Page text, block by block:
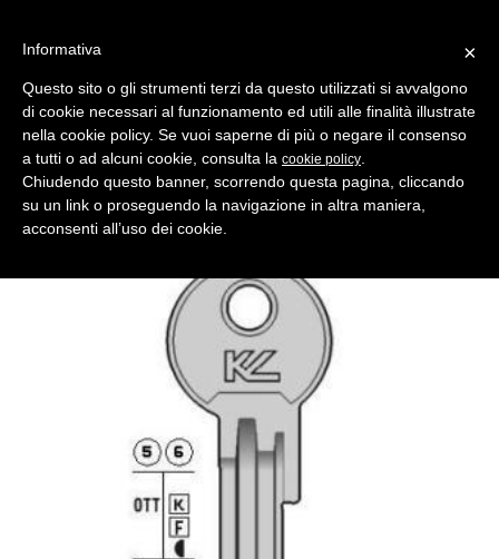
Indietro
chiave profilo fb2-320 ottone lucido
Produttore Key Line
×
Informativa
Questo sito o gli strumenti terzi da questo utilizzati si avvalgono
di cookie necessari al funzionamento ed utili alle finalità illustrate
nella cookie policy. Se vuoi saperne di più o negare il consenso
a tutti o ad alcuni cookie, consulta la cookie policy
Chiudendo questo banner, scorrendo questa pagina, cliccando
su un link o proseguendo la navigazione in altra maniera,
acconsenti all’uso dei cookie.